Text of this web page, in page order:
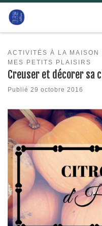
Passer au contenu
ACTIVITÉS À LA MAISON
MES PETITS PLAISIRS
Creuser et décorer sa
Publié 29 octobre 2016